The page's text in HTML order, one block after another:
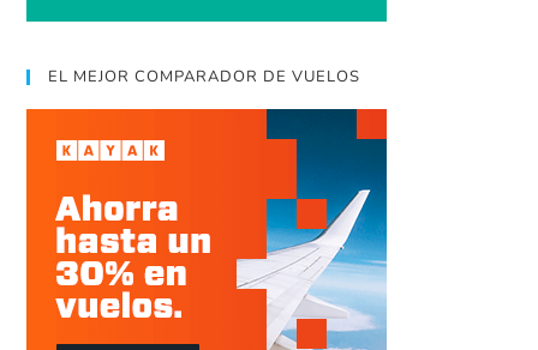
EL MEJOR COMPARADOR DE VUELOS